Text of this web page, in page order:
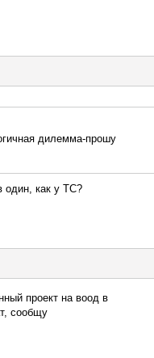
дилемма-прошу
один, как у ТС?
проект на воод в
сообщу